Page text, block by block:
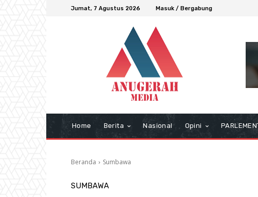
Jumat, 7 Agustus 2026 Masuk / Bergabung
Home Berita Nasional Opini
Beranda Sumbawa
SUMBAWA